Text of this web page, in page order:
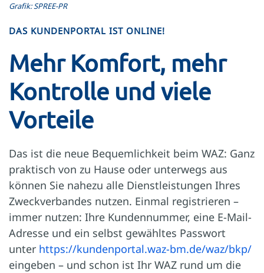
Grafik: SPREE-PR
DAS KUNDENPORTAL IST ONLINE!
Mehr Komfort, mehr
Kontrolle und viele
Vorteile
Das ist die neue Bequemlichkeit beim WAZ: Ganz
praktisch von zu Hause oder unterwegs aus
können Sie nahezu alle Dienstleistungen Ihres
Zweckverbandes nutzen. Einmal registrieren –
immer nutzen: Ihre Kundennummer, eine E-Mail-
Adresse und ein selbst gewähltes Passwort
unter https://kundenportal.waz-bm.de/waz/bkp/
eingeben – und schon ist Ihr WAZ rund um die